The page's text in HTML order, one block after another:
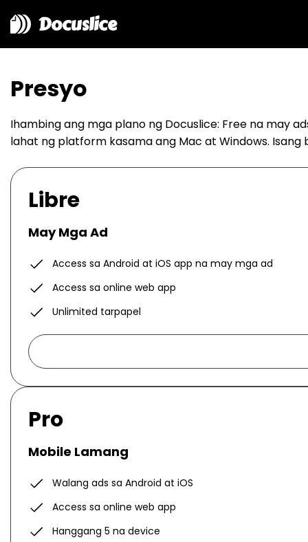
Docuslice
Presyo
Ihambing ang mga plano ng Docuslice: Free na may
lahat ng platform kasama ang Mac at Windows. Isang
Libre
May Mga Ad
Access sa Android at iOS app na may mga ad
Access sa online web app
Unlimited tarpapel
Pro
Mobile Lamang
Walang ads sa Android at iOS
Access sa online web app
Hanggang 5 na device